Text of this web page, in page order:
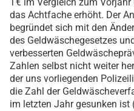
das Achtfache erhöht. Der
begründet sich mit den
des Geldwäschegesetzes
verbesserten
Zahlen selbst nicht weiter
der uns vorliegenden
die Zahl der
im letzten Jahr gesunken ist